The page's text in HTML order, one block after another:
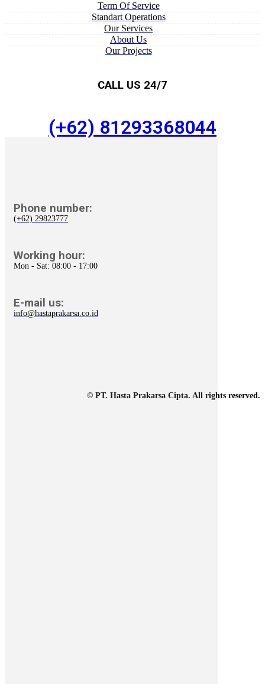
Term Of Service
Standart Operations
Our Services
About Us
Our Projects
CALL US 24/7
(+62) 81293368044
Phone number:
(+62) 29823777
Working hour:
Mon - Sat: 08:00 - 17:00
E-mail us:
info@hastaprakarsa.co.id
© PT. Hasta Prakarsa Cipta. All rights reserved.